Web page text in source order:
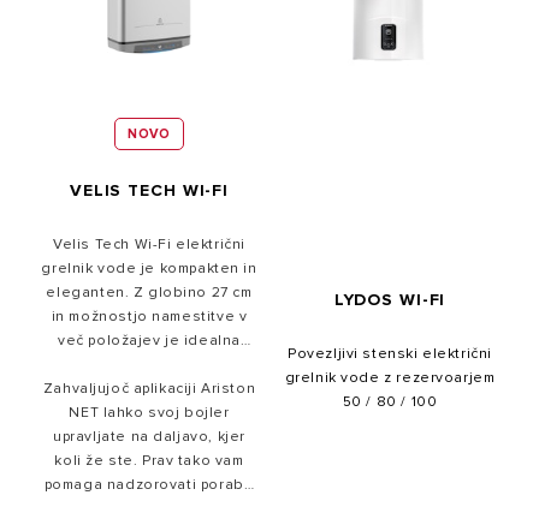
NOVO
VELIS TECH WI-FI
Velis Tech Wi-Fi električni
grelnik vode je kompakten in
eleganten. Z globino 27 cm
in možnostjo namestitve v
več položajev je idealna
Njegova inovativna zaščita
pred vodnim kamnom
zagotavlja stalno
brezskrbnost.
Zahvaljujoč aplikaciji Ariston
NET lahko svoj bojler
upravljate na daljavo, kjer
koli že ste. Prav tako vam
pomaga nadzorovati porabo
LYDOS WI-FI
Povezljivi stenski električni
grelnik vode z rezervoarjem
50 / 80 / 100